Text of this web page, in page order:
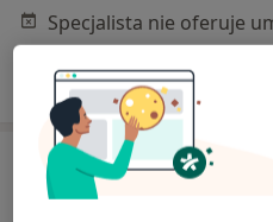
Poproś o wizytę